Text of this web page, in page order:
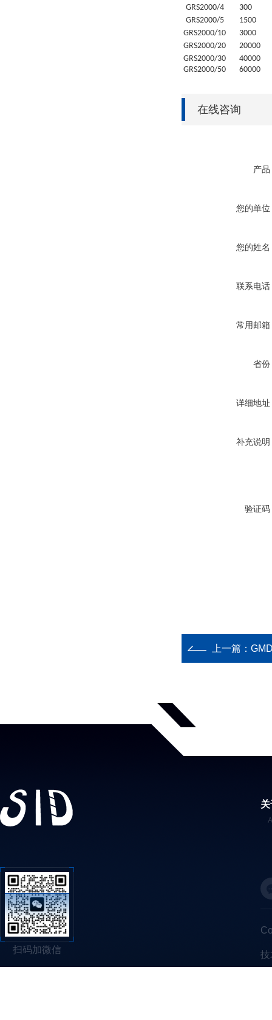
GRS2000/4 300
GRS2000/5
1500
GRS2000/10
3000
GRS2000/20 20000
GRS2000/30 40000
GRS2000/50 60000
在线咨询
产品
您的单位
您的姓名
联系电话
常用邮箱
省份
详细地址
补充说明
验证码
上一篇：
扫码加微信 技